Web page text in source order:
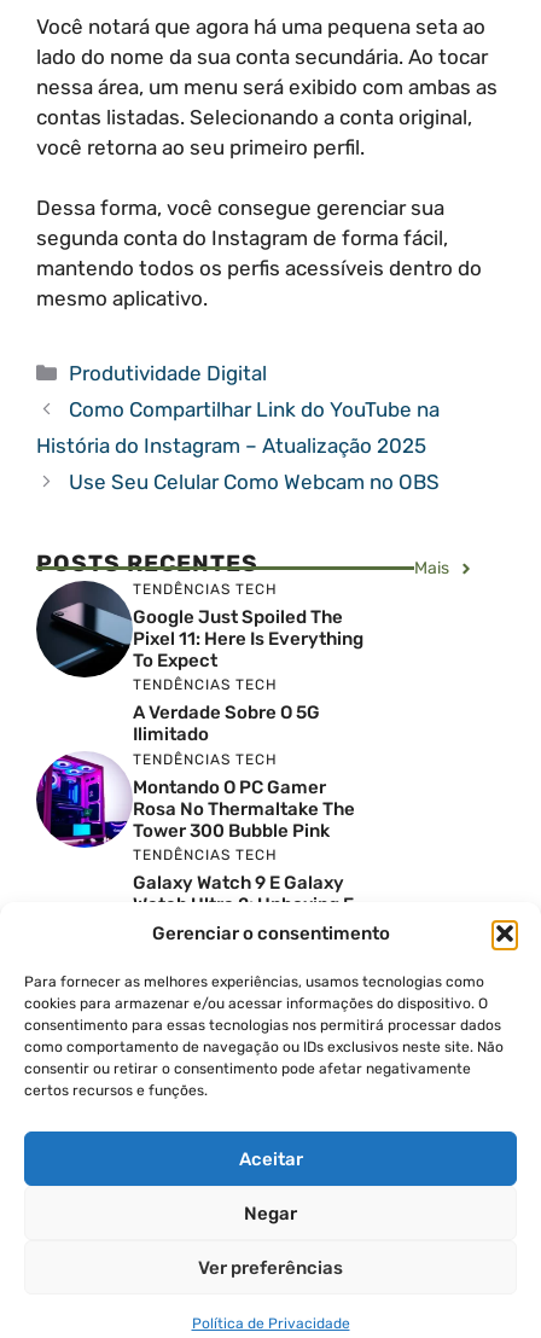
Gerenciar o consentimento
Para fornecer as melhores experiências, usamos tecnologias como
cookies para armazenar e/ou acessar informações do dispositivo. O
consentimento para essas tecnologias nos permitirá processar dados
como comportamento de navegação ou IDs exclusivos neste site. Não
consentir ou retirar o consentimento pode afetar negativamente
certos recursos e funções.
Aceitar
Negar
Ver preferências
Política de Privacidade
Você notará que agora há uma pequena seta ao
lado do nome da sua conta secundária. Ao tocar
nessa área, um menu será exibido com ambas as
contas listadas. Selecionando a conta original,
você retorna ao seu primeiro perfil.
Dessa forma, você consegue gerenciar sua
segunda conta do Instagram de forma fácil,
mantendo todos os perfis acessíveis dentro do
mesmo aplicativo.
Categorias
Produtividade Digital
Como Compartilhar Link do YouTube na
História do Instagram – Atualização 2025
Use Seu Celular Como Webcam no OBS
POSTS RECENTES Mais
TENDÊNCIAS TECH
Google Just Spoiled The
Pixel 11: Here Is Everything
To Expect
TENDÊNCIAS TECH
A Verdade Sobre O 5G
Ilimitado
TENDÊNCIAS TECH
Montando O PC Gamer
Rosa No Thermaltake The
Tower 300 Bubble Pink
TENDÊNCIAS TECH
Galaxy Watch 9 E Galaxy
Watch Ultra 2: Unboxing E
Preço No Brasil
Reviews Do YouTube Sao
Confiaveis? A Verdade Nao
E Tao Simples
TENDÊNCIAS TECH
Por Que Eu Deveria
Escolher Um Notebook
POLÍTICA DE PRIVACIDADE